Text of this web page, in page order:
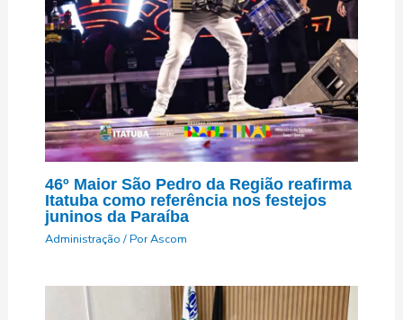
46º Maior São Pedro da Região reafirma
Itatuba como referência nos festejos
juninos da Paraíba
Administração/ PorAscom